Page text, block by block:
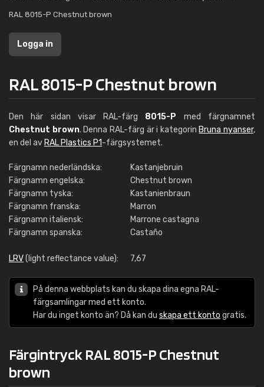
RAL 8015-P Chestnut brown
Logga in
RAL 8015-P Chestnut brown
Den här sidan visar RAL-färg 8015-P med färgnamnet
Chestnut brown. Denna RAL-färg är i kategorin Bruna nyanser,
en del av RAL Plastics P1-färgsystemet.
Färgnamn nederländska:
Kastanjebruin
Färgnamn engelska:
Chestnut brown
Färgnamn tyska:
Kastanienbraun
Färgnamn franska:
Marron
Färgnamn italiensk:
Marrone castagna
Färgnamn spanska:
Castaño
LRV(light reflectance value): 7,67
På denna webbplats kan du skapa dina egna RAL-
färgsamlingar med ett konto.
Har du inget konto än? Då kan du skapa ett konto gratis.
Färgintryck RAL 8015-P Chestnut
brown